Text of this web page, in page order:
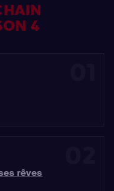
4
rêves